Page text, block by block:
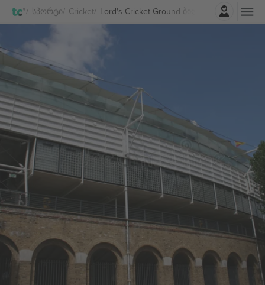
Სპორტი Cricket Lord's Cricket Ground ბილეთი
შესვლა